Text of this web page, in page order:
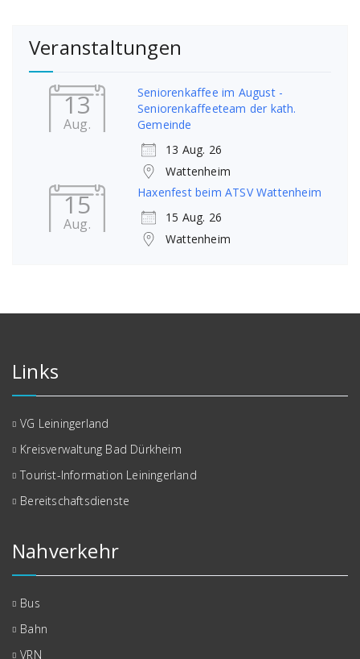
Veranstaltungen
13
Aug.
Seniorenkaffee im August -
Seniorenkaffeeteam der kath.
Gemeinde
13 Aug. 26
Wattenheim
15
Aug.
Haxenfest beim ATSV Wattenheim
15 Aug. 26
Wattenheim
Links
VG Leiningerland
Kreisverwaltung Bad Dürkheim
Tourist-Information Leiningerland
Bereitschaftsdienste
Nahverkehr
Bus
Bahn
VRN